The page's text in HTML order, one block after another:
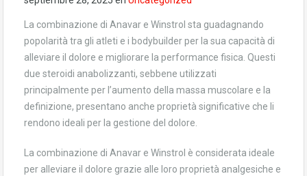
La combinazione di Anavar e Winstrol sta guadagnando
popolarità tra gli atleti e i bodybuilder per la sua capacità di
alleviare il dolore e migliorare la performance fisica. Questi
due steroidi anabolizzanti, sebbene utilizzati
principalmente per l’aumento della massa muscolare e la
definizione, presentano anche proprietà significative che li
rendono ideali per la gestione del dolore.
La combinazione di Anavar e Winstrol è considerata ideale
per alleviare il dolore grazie alle loro proprietà analgesiche e